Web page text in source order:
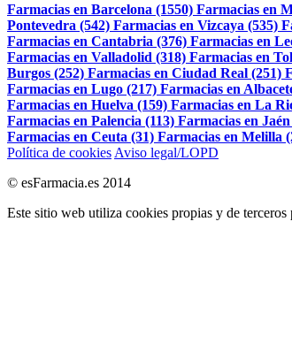
Farmacias en Barcelona (1550) Farmacias en
Pontevedra (542) Farmacias en Vizcaya (535)
Farmacias en Cantabria (376) Farmacias en
Farmacias en Valladolid (318) Farmacias en
Burgos (252) Farmacias en Ciudad Real (251)
Farmacias en Lugo (217) Farmacias en
Farmacias en Huelva (159) Farmacias en La
Farmacias en Palencia (113) Farmacias en Jaén
Farmacias en Ceuta (31) Farmacias en Melilla
Política de cookies Aviso legal/LOPD
© esFarmacia.es 2014
Este sitio web utiliza cookies propias y de